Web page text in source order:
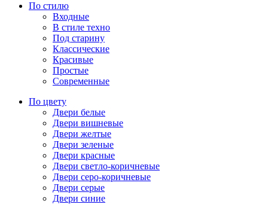
По стилю
Входные
В стиле техно
Под старину
Классические
Красивые
Простые
Современные
По цвету
Двери белые
Двери вишневые
Двери желтые
Двери зеленые
Двери красные
Двери светло-коричневые
Двери серо-коричневые
Двери серые
Двери синие